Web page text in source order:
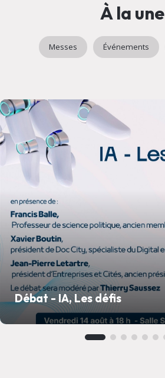
À la une
Messes Événements
Débat - IA, Les défis